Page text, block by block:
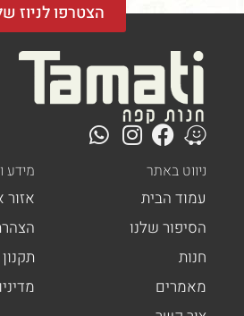
הצטרפו לניוז שלנו
באתר
הבית
שלנו
מידע ואזור אישי
אזור אישי
הצהרת נגישות
מדיניות פרטיות